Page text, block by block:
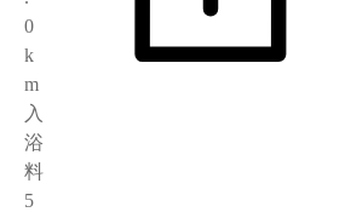
0
k
m
入
浴
料
5